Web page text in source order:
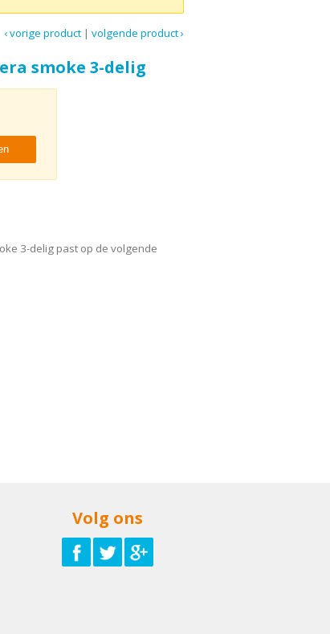
volgende product ›
|
‹ vorige product
smoke 3-delig
3-delig past op de volgende
Volg ons